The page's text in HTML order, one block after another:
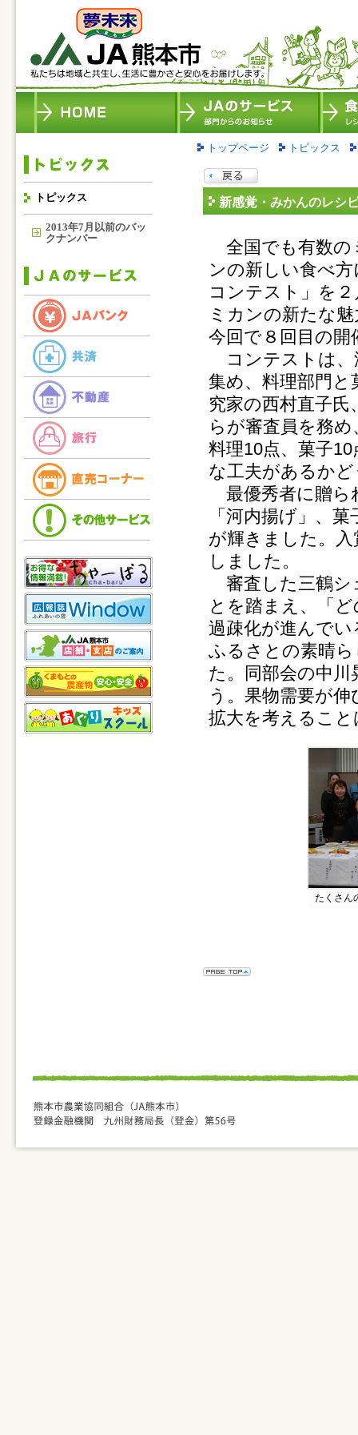
トピックス
2013年7月以前のバッ
クナンバー
トップページ トピックス
新感覚・みかんのレシ
全国でも有数の
ンの新しい食べ
コンテスト」を
ミカンの新たな
今回で８回目の
コンテストは、
集め、料理部門と
究家の西村直子
らが審査員を務
料理10点、菓子
な工夫があるか
最優秀者に贈ら
「河内揚げ」、
が輝きました。
しました。
審査した三鶴シ
とを踏まえ、「
過疎化が進んで
ふるさとの素晴
た。同部会の中
う。果物需要が
拡大を考えるこ
たくさん